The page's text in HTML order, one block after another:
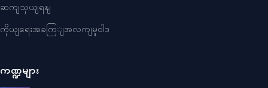
ဆကျသှယျရနျ
ကိုယျရေးအခကြျအလကျမူဝါဒ
ကဏ္ဍများ